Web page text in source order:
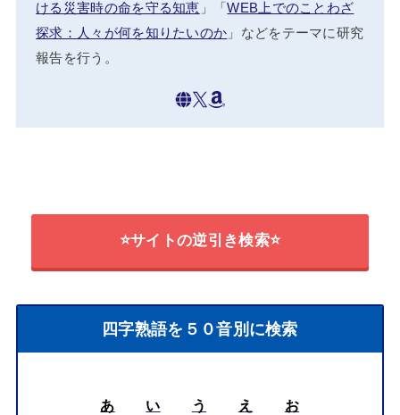
ける災害時の命を守る知恵 」「WEB上でのことわざ
探求：人々が何を知りたいのか 」などをテーマに研究
報告を行う。
⭐サイトの逆引き検索⭐
四字熟語を５０音別に検索
あ い う え
お